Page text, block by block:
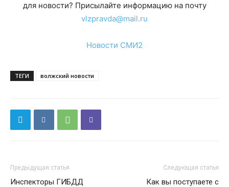
для новости? Присылайте информацию на почту
vlzpravda@mail.ru
Новости СМИ2
ТЕГИ волжский новости
Предыдущая статья
Инспекторы ГИБДД
Следующая статья
Как вы поступаете с